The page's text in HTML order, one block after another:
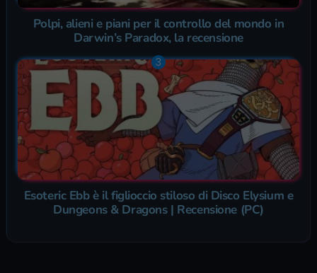
Polpi, alieni e piani per il controllo del mondo in
Darwin’s Paradox, la recensione
Esoteric Ebb è il figlioccio stiloso di Disco Elysium e
Dungeons & Dragons | Recensione (PC)